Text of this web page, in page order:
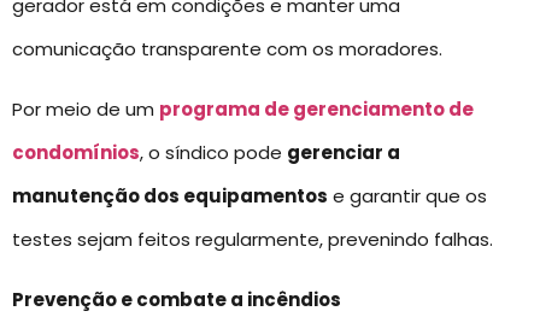
comunicação transparente com os moradores.
Por meio de um programa de gerenciamento de
condomínios, o síndico pode gerenciar a
manutenção dos equipamentos e garantir que os
testes sejam feitos regularmente, prevenindo falhas.
Prevenção e combate a incêndios